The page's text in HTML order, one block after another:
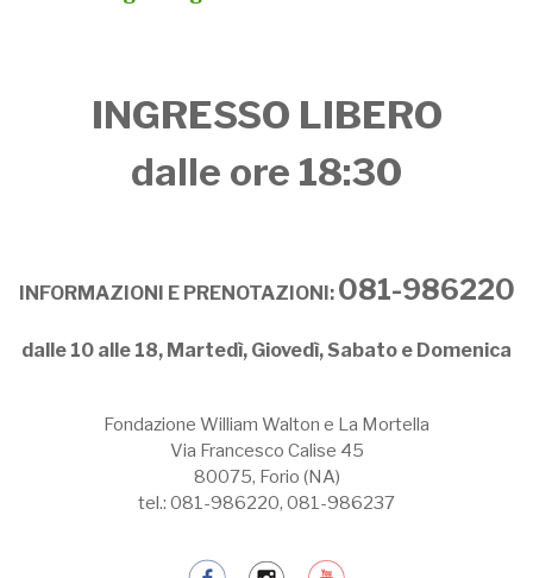
INGRESSO LIBERO
dalle ore 18:30
INFORMAZIONI E PRENOTAZIONI: 081-986220
dalle 10 alle 18, Martedì, Giovedì, Sabato e Domenica
Fondazione William Walton e La Mortella
Via Francesco Calise 45
80075, Forio (NA)
tel.: 081-986220, 081-986237